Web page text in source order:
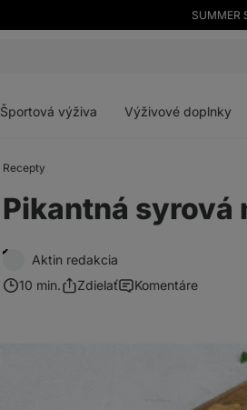
SUMMER
Športová výživa Výživové doplnky
Recepty
Pikantná syrová
Aktin redakcia
10 min.
Zdielať Komentáre